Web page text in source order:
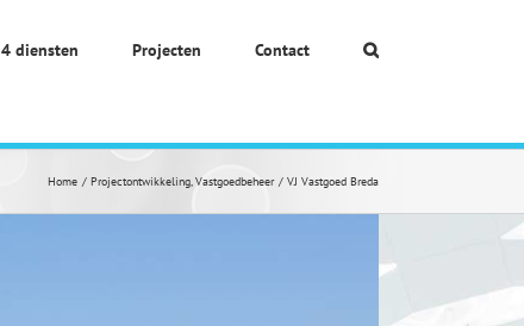
4 diensten Projecten Contact
Home Projectontwikkeling Vastgoedbeheer VJ Vastgoed Breda